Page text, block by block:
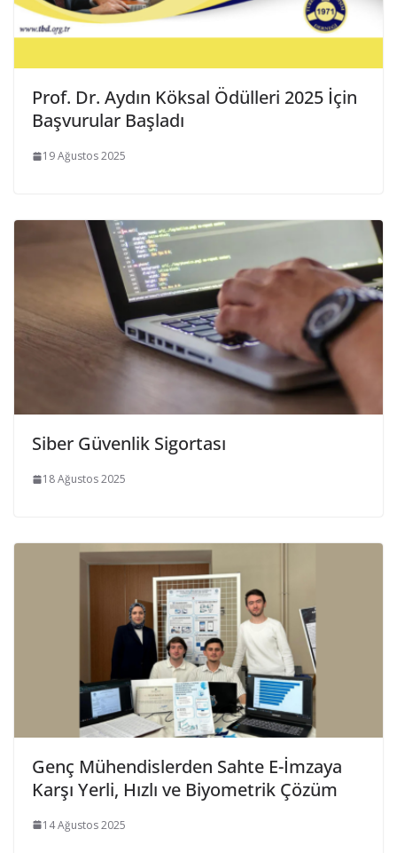
Prof. Dr. Aydın Köksal Ödülleri 2025 İçin
Başvurular Başladı
19 Ağustos 2025
Siber Güvenlik Sigortası
18 Ağustos 2025
Genç Mühendislerden Sahte E-İmzaya
Karşı Yerli, Hızlı ve Biyometrik Çözüm
14 Ağustos 2025